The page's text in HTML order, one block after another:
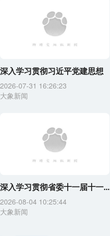
深入学习贯彻习近平党建思想
2026-07-31 16:26:23
大象新闻
深入学习贯彻省委十一届十一...
2026-08-04 10:25:44
大象新闻